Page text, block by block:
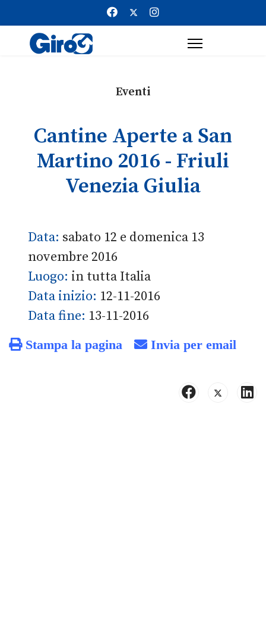
Eventi
Cantine Aperte a San
Martino 2016 - Friuli
Venezia Giulia
Data: sabato 12 e domenica 13
novembre 2016
Luogo: in tutta Italia
Data inizio: 12-11-2016
Data fine: 13-11-2016
Stampa la pagina Invia per email